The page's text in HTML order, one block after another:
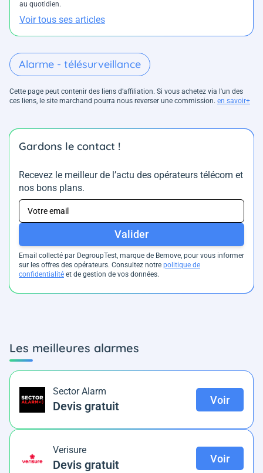
au quotidien.
Voir tous ses articles
Alarme - télésurveillance
Cette page peut contenir des liens d’affiliation. Si vous achetez via l'un des
ces liens, le site marchand pourra nous reverser une commission. en savoir+
Gardons le contact !
Recevez le meilleur de l’actu des opérateurs télécom et
nos bons plans.
Valider
Email collecté par DegroupTest, marque de Bemove, pour vous informer
sur les offres des opérateurs. Consultez notre politique de
confidentialité et de gestion de vos données.
Les meilleures alarmes
Sector Alarm
Devis gratuit Voir
Verisure
Devis gratuit Voir